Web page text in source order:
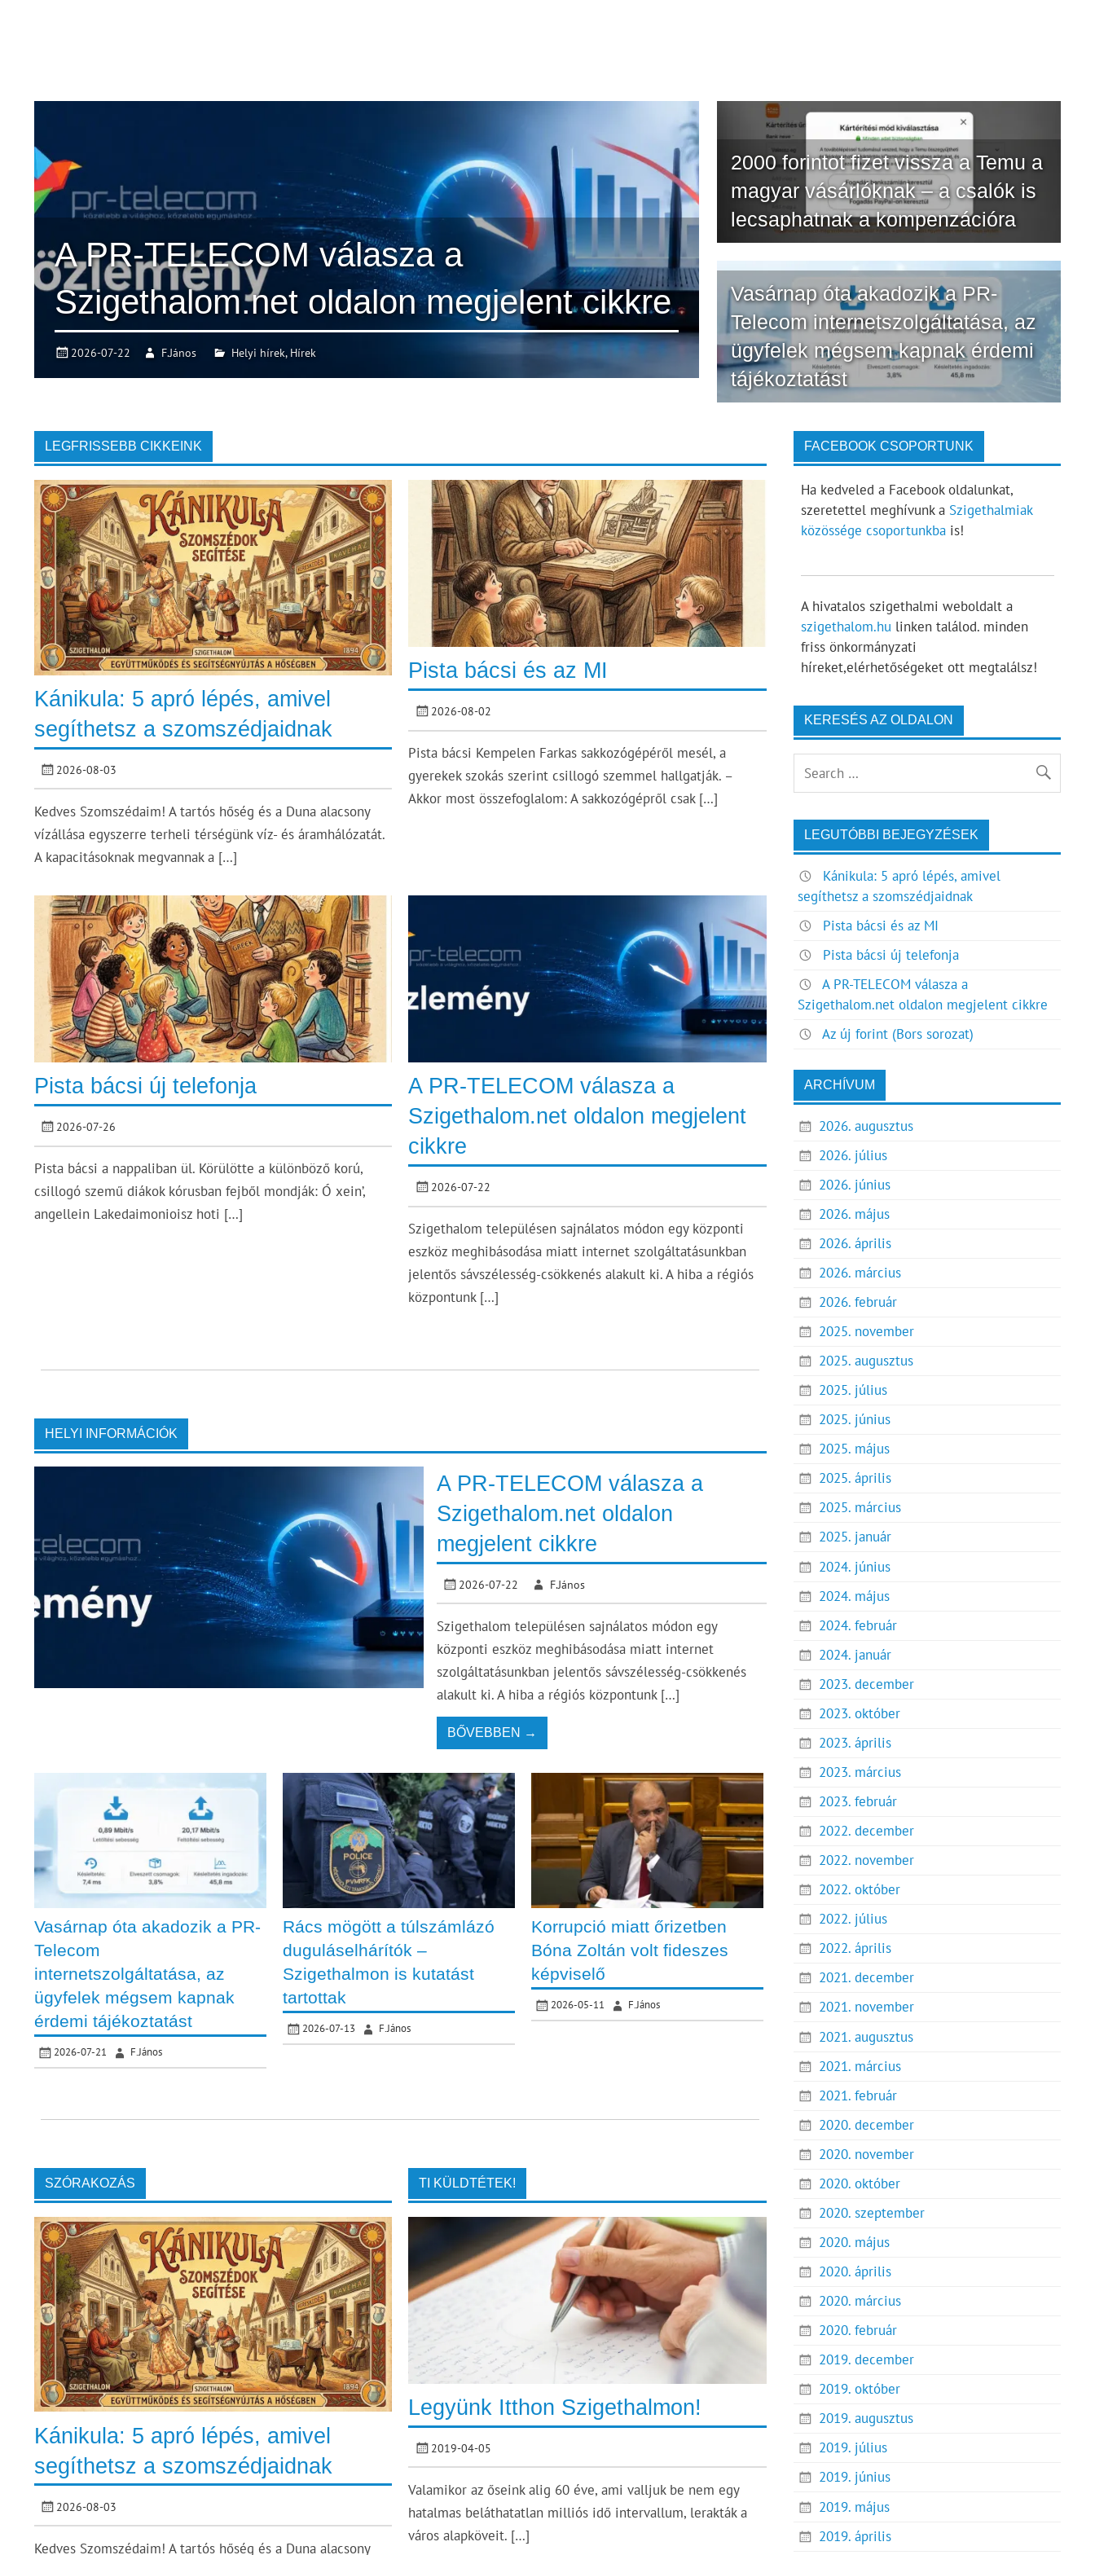
A PR-TELECOM válasza a
Szigethalom.net oldalon megjelent cikkre
2026-07-22 F.János Helyi hírek, Hírek
2000 forintot fizet vissza a Temu a
magyar vásárlóknak – a csalók is
lecsaphatnak a kompenzációra
Vasárnap óta akadozik a PR-
Telecom internetszolgáltatása, az
ügyfelek mégsem kapnak érdemi
tájékoztatást
LEGFRISSEBB CIKKEINK
Kánikula: 5 apró lépés, amivel
segíthetsz a szomszédjaidnak
2026-08-03
Kedves Szomszédaim! A tartós hőség és a Duna alacsony
vízállása egyszerre terheli térségünk víz- és áramhálózatát.
A kapacitásoknak megvannak a […]
Pista bácsi és az MI
2026-08-02
Pista bácsi Kempelen Farkas sakkozógépéről mesél, a
gyerekek szokás szerint csillogó szemmel hallgatják. –
Akkor most összefoglalom: A sakkozógépről csak […]
Pista bácsi új telefonja
2026-07-26
Pista bácsi a nappaliban ül. Körülötte a különböző korú,
csillogó szemű diákok kórusban fejből mondják: Ó xein’,
angellein Lakedaimonioisz hoti […]
A PR-TELECOM válasza a
Szigethalom.net oldalon megjelent
cikkre
2026-07-22
Szigethalom településen sajnálatos módon egy központi
eszköz meghibásodása miatt internet szolgáltatásunkban
jelentős sávszélesség-csökkenés alakult ki. A hiba a régiós
központunk […]
HELYI INFORMÁCIÓK
A PR-TELECOM válasza a
Szigethalom.net oldalon
megjelent cikkre
2026-07-22 F.János
Szigethalom településen sajnálatos módon egy
központi eszköz meghibásodása miatt internet
szolgáltatásunkban jelentős sávszélesség-csökkenés
alakult ki. A hiba a régiós központunk […]
BŐVEBBEN →
Vasárnap óta akadozik a PR-
Telecom
internetszolgáltatása, az
ügyfelek mégsem kapnak
érdemi tájékoztatást
2026-07-21 F.János
Rács mögött a túlszámlázó
duguláselhárítók –
Szigethalmon is kutatást
tartottak
2026-07-13 F.János
Korrupció miatt őrizetben
Bóna Zoltán volt fideszes
képviselő
2026-05-11 F.János
SZÓRAKOZÁS
Kánikula: 5 apró lépés, amivel
segíthetsz a szomszédjaidnak
2026-08-03
Kedves Szomszédaim! A tartós hőség és a Duna alacsony
TI KÜLDTÉTEK!
Legyünk Itthon Szigethalmon!
2019-04-05
Valamikor az őseink alig 60 éve, ami valljuk be nem egy
hatalmas beláthatatlan milliós idő intervallum, lerakták a
város alapköveit. […]
FACEBOOK CSOPORTUNK
Ha kedveled a Facebook oldalunkat,
szeretettel meghívunk a Szigethalmiak
közössége csoportunkbais!
A hivatalos szigethalmi weboldalt a
szigethalom.hu linken találod. minden
friss önkormányzati
híreket,elérhetőségeket ott megtalálsz!
KERESÉS AZ OLDALON
LEGUTÓBBI BEJEGYZÉSEK
Kánikula: 5 apró lépés, amivel
segíthetsz a szomszédjaidnak
Pista bácsi és az MI
Pista bácsi új telefonja
A PR-TELECOM válasza a
Szigethalom.net oldalon megjelent cikkre
Az új forint (Bors sorozat)
ARCHÍVUM
2026. augusztus
2026. július
2026. június
2026. május
2026. április
2026. március
2026. február
2025. november
2025. augusztus
2025. július
2025. június
2025. május
2025. április
2025. március
2025. január
2024. június
2024. május
2024. február
2024. január
2023. december
2023. október
2023. április
2023. március
2023. február
2022. december
2022. november
2022. október
2022. július
2022. április
2021. december
2021. november
2021. augusztus
2021. március
2021. február
2020. december
2020. november
2020. október
2020. szeptember
2020. május
2020. április
2020. március
2020. február
2019. december
2019. október
2019. augusztus
2019. július
2019. június
2019. május
2019. április